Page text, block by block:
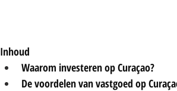
Inhoud
Waarom investeren op Curaçao?
De voordelen van vastgoed op